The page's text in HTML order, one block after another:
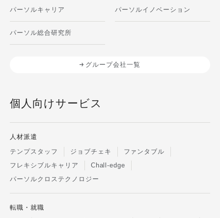
パーソルキャリア パーソルイノベーション
パーソル総合研究所
グループ会社一覧
個人向けサービス
人材派遣
テンプスタッフ
ジョブチェキ
ファンタブル
フレキシブルキャリア
Chall-edge
パーソルクロステクノロジー
転職・就職